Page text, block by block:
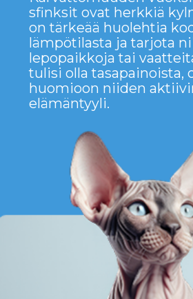
KANADANSFINKSI —
Tämä on ihanteellinen valinta
niille, jotka etsivät erikoista,
lempeää ja uskollista
lemmikkiä. Tämä rotu sopii niin
lapsiperheille kuin yksinasuville,
jotka ovat valmiita antamaan
kissalle paljon huomiota. Jos
olet valmis tarjoamaan kanadan
sfinksille lämpöä, huolenpitoa ja
rakkautta, se tulee olemaan
uskollinen ystäväsi vuosiksi